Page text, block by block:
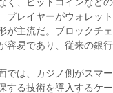
プレイヤーがウォレッ
が主流だ。ブロックチ
容易であり、従来の銀
では、カジノ側がスマ
する技術を導入するケ